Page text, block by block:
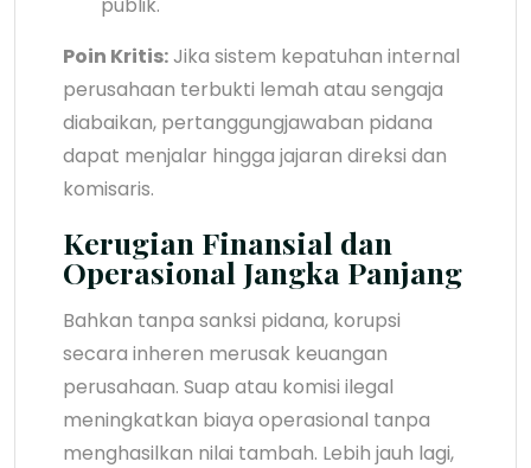
Poin Kritis:Jika sistem kepatuhan internal
perusahaan terbukti lemah atau sengaja
diabaikan, pertanggungjawaban pidana
dapat menjalar hingga jajaran direksi dan
komisaris.
Kerugian Finansial dan
Operasional Jangka Panjang
Bahkan tanpa sanksi pidana, korupsi
secara inheren merusak keuangan
perusahaan. Suap atau komisi ilegal
meningkatkan biaya operasional tanpa
menghasilkan nilai tambah. Lebih jauh lagi,